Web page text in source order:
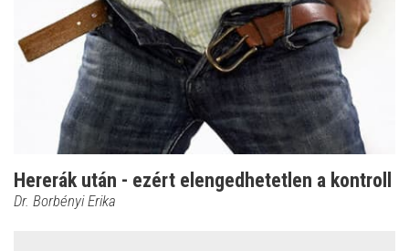
Hererák után - ezért elengedhetetlen a kontroll
Dr. Borbényi Erika